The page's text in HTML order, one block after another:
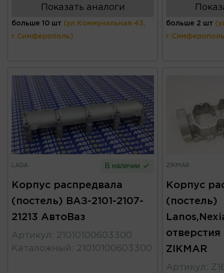
Показать аналоги
больше 10 шт (ул.Коммунальная 43,
г.Симферополь)
больше 2 шт
LADA В наличии
Корпус распредвала
(постель) ВАЗ-2101-2107-
21213 АвтоВаз
Артикул : 21010100603300
Каталожный : 21010100603300
ZIKMAR
Корпус
(постель)
ZIKMAR
Артикул :